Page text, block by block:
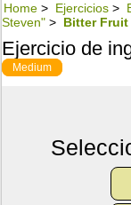
Home > Ejercicios >
Steven" > Bitter Fruit
Ejercicio de
Medium